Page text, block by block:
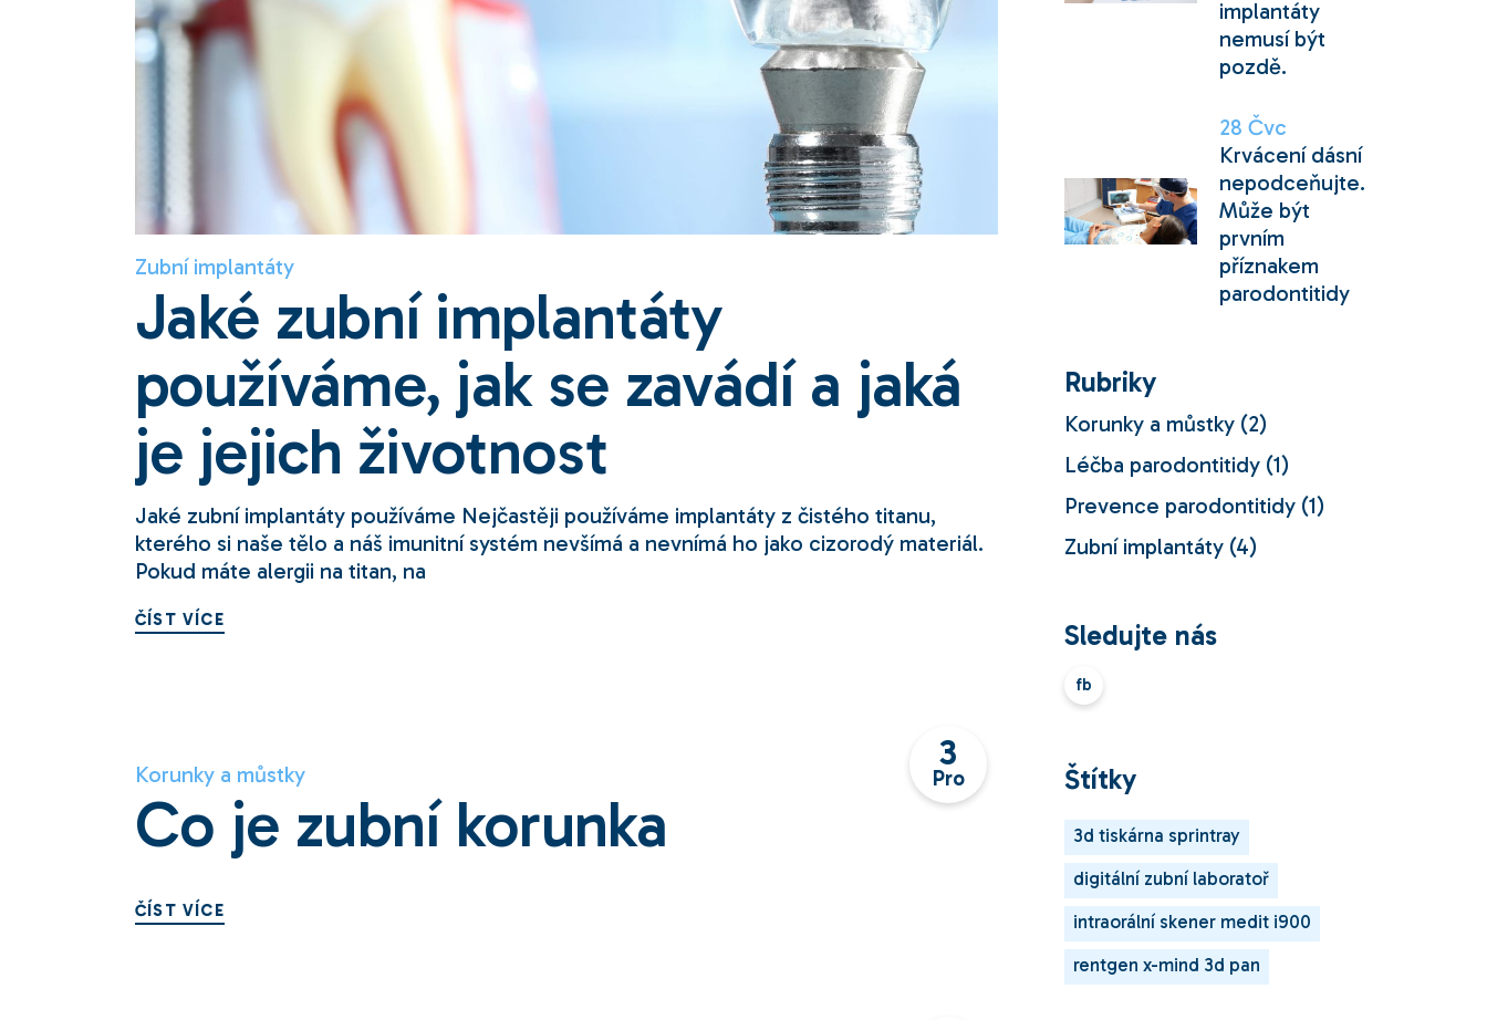
Zubní implantáty
Jaké zubní implantáty
používáme, jak se zavádí a jaká
je jejich životnost
Jaké zubní implantáty používáme Nejčastěji používáme implantáty z čistého titanu,
kterého si naše tělo a náš imunitní systém nevšímá a nevnímá ho jako cizorodý materiál.
Pokud máte alergii na titan, na
ČÍST VÍCE
3
Pro
Korunky a můstky
Co je zubní korunka
ČÍST VÍCE
implantáty
nemusí být
pozdě.
28 Čvc
Krvácení dásní
nepodceňujte.
Může být
prvním
příznakem
parodontitidy
Rubriky
Korunky a můstky (2)
Léčba parodontitidy (1)
Prevence parodontitidy (1)
Zubní implantáty (4)
Sledujte nás
fb
Štítky
3d tiskárna sprintray
digitální zubní laboratoř
intraorální skener medit i900
rentgen x-mind 3d pan